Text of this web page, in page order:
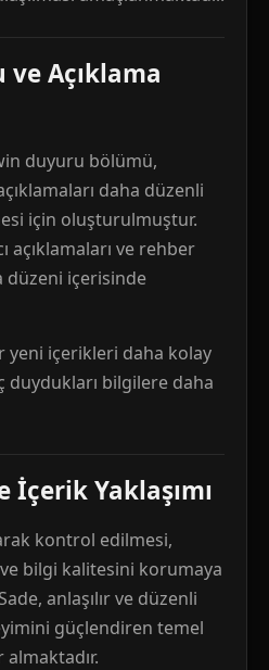
Açıklama
duyuru bölümü,
daha düzenli
için oluşturulmuştur.
açıklamaları ve rehber
düzeni içerisinde
yeni içerikleri daha kolay
duydukları bilgilere daha
İçerik Yaklaşımı
kontrol edilmesi,
bilgi kalitesini korumaya
anlaşılır ve düzenli
güçlendiren temel